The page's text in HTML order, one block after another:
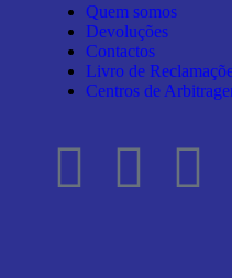
Quem somos
Devoluções
Contactos
Livro de
Centros de